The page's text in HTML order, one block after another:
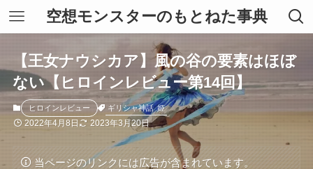
空想モンスターのもとねた事典
【王女ナウシカア】風の谷の要素はほぼ
ない【ヒロインレビュー第14回】
ヒロインレビュー ギリシャ神話 姫
2022年4月8日 2023年3月20日
当ページのリンクには広告が含まれています。